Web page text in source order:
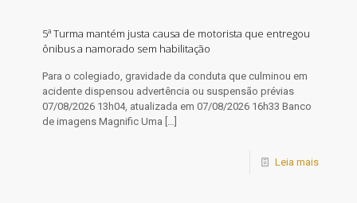
5ª Turma mantém justa causa de motorista que entregou
ônibus a namorado sem habilitação
Para o colegiado, gravidade da conduta que culminou em
acidente dispensou advertência ou suspensão prévias
07/08/2026 13h04, atualizada em 07/08/2026 16h33 Banco
de imagens Magnific Uma […]
Leia mais